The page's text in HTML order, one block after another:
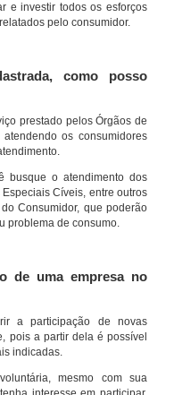
e investir todos os esforços
pelo consumidor.
como posso
prestado pelos Órgãos de
os consumidores
busque o atendimento dos
Cíveis, entre outros
Consumidor, que poderão
problema de consumo.
de uma empresa no
a participação de novas
pois a partir dela é possível
indicadas.
mesmo com sua